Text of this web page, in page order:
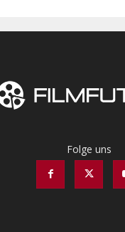
Folge uns